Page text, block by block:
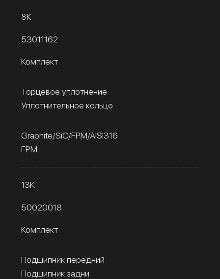
8К
53011162
Комплект
Торцевое уплотнение
Уплотнительное кольцо
Graphite/SiC/FPM/AISI316
FPM
13К
50020018
Комплект
Подшипник передний
Подшипник задни